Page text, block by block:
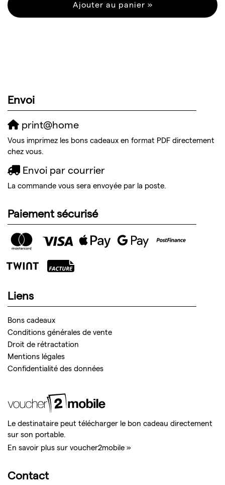
Ajouter au panier »
Envoi
print@home
Vous imprimez les bons cadeaux en format PDF directement
chez vous.
Envoi par courrier
La commande vous sera envoyée par la poste.
Paiement sécurisé
Liens
Bons cadeaux
Conditions générales de vente
Droit de rétractation
Mentions légales
Confidentialité des données
Le destinataire peut télécharger le bon cadeau directement
sur son portable.
En savoir plus sur voucher2mobile »
Contact